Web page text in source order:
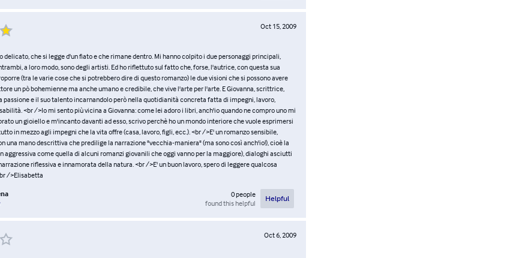
Oct 15, 2009
delicato, che si legge d'un fiato e che rimane dentro. Mi hanno colpito i due personaggi principali,
a loro modo, sono degli artisti. Ed ho riflettuto sul fatto che, forse, l'autrice, con questa sua
(tra le varie cose che si potrebbero dire di questo romanzo) le due visioni che si possono avere
un pò bohemienne ma anche umano e credibile, che vive l'arte per l'arte. E Giovanna, scrittrice,
passione e il suo talento incarnandolo però nella quotidianità concreta fatta di impegni, lavoro,
<br />Io mi sento più vicina a Giovanna: come lei adoro i libri, anch'io quando ne compro uno mi
un gioiello e m'incanto davanti ad esso, scrivo perchè ho un mondo interiore che vuole esprimersi
in mezzo agli impegni che la vita offre (casa, lavoro, figli, ecc.). <br />E' un romanzo sensibile,
una mano descrittiva che predilige la narrazione "vecchia-maniera" (ma sono così anch'io!), cioè la
aggressiva come quella di alcuni romanzi giovanili che oggi vanno per la maggiore), dialoghi asciutti
riflessiva e innamorata della natura. <br />E' un buon lavoro, spero di leggere qualcosa
/>Elisabetta
0people
found this helpful
Helpful
Oct 6, 2009